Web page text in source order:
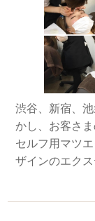
渋谷、新宿、
かし、お客さ
セルフ用マツ
ザインのエク